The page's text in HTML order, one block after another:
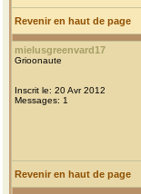
Revenir en haut de page
mielusgreenvard17
Grioonaute
Inscrit le: 20 Avr 2012
Messages: 1
Revenir en haut de page